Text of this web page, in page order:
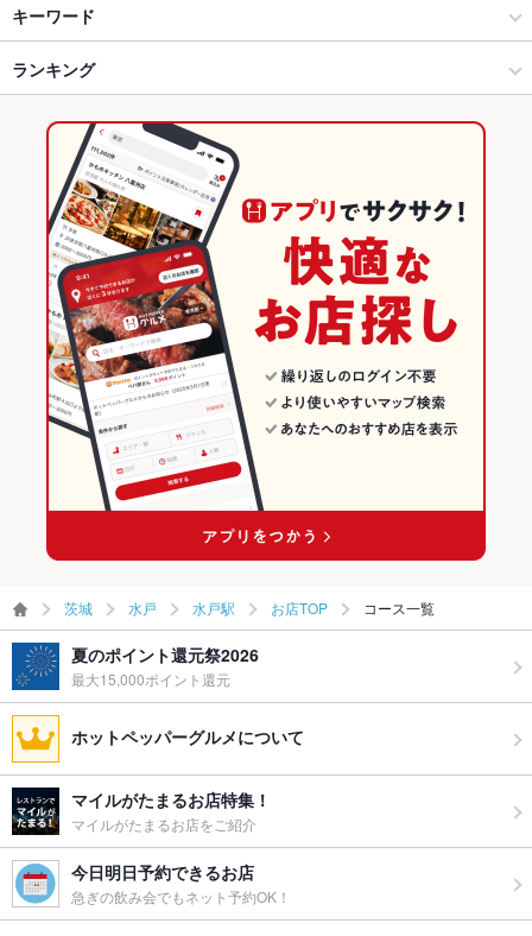
水戸 × 焼肉・ホルモン
水戸 × 焼肉
水戸駅 × 焼肉・ホルモン
水戸駅 × 焼肉
水戸駅 × 焼肉・ホルモン
水戸駅 × 焼肉
茨城 × 焼肉・ホルモン
茨城 × 焼肉
偕楽園駅
常陸青柳駅
水戸駅
キーワード
にんにく料理
ランキング
茨城のグルメランキング
茨城の焼肉・ホルモンランキング
水戸のグルメランキング
水戸の焼肉・ホルモンランキング
水戸駅のグルメランキング
水戸駅の焼肉・ホルモンランキング
茨城 水戸 水戸駅 お店TOP コース一覧
夏のポイント還元祭2026
最大15,000ポイント還元
ホットペッパーグルメについて
マイルがたまるお店特集！
マイルがたまるお店をご紹介
今日明日予約できるお店
急ぎの飲み会でもネット予約OK！